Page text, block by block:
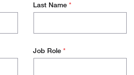
Last Name *
Job Role *